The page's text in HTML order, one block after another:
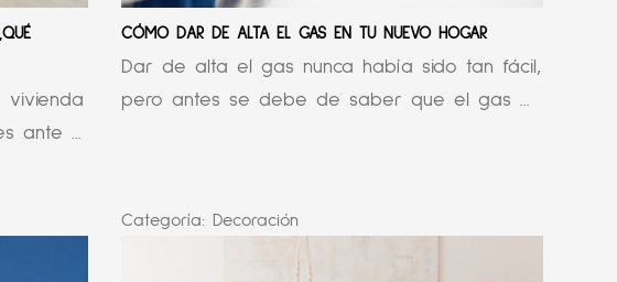
vivienda
ante ...
CÓMO DAR DE ALTA EL GAS EN TU NUEVO HOGAR
Dar de alta el gas nunca había sido tan fácil,
pero antes se debe de saber que el gas ...
Categoría: Decoración